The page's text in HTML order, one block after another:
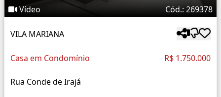
Vídeo Cód.: 269378
VILA MARIANA
Casa em Condomínio R$ 1.750.000
Rua Conde de Irajá